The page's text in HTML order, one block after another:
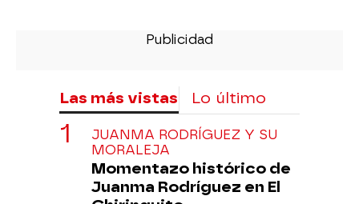
Las más vistas Lo último
JUANMA RODRÍGUEZ Y SU
MORALEJA
Momentazo histórico de
Juanma Rodríguez en El